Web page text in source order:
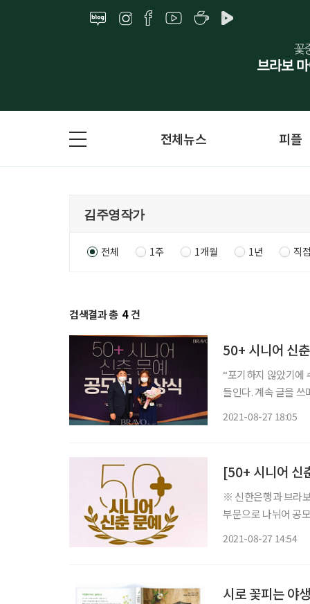
전체뉴스 피플
전체 1주 1개월 1년 직
검색결과 총 4 건
50+ 시니어 신
“포기하지 않았기에
들인다. 계속 글을 쓰며 시니어
2021-08-27 18:05
[50+ 시니어 신
※ 신한은행과 브라
부문으로 나뉘어 공모된
2021-08-27 14:54
시로 꽃피는 야